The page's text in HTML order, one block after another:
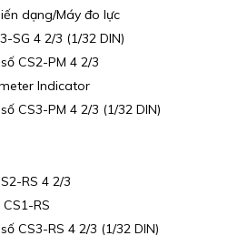
dạng/Máy đo lực
SG 4 2/3 (1/32 DIN)
CS2-PM 4 2/3
Indicator
CS3-PM 4 2/3 (1/32 DIN)
RS 4 2/3
RS
CS3-RS 4 2/3 (1/32 DIN)